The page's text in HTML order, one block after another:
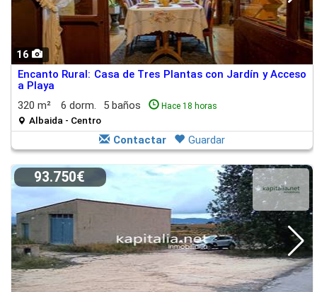
16
Encanto Rural: Casa de Tres Plantas con Jardín y Acceso
a Playa
320 m²
6 dorm. 5 baños Hace 18 horas
Albaida - Centro
Contactar Guardar
93.750€